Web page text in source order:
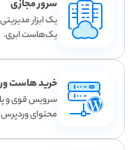
سرور مجازی
یک ابزار
یک‌هاست ابری.
خرید هاست
سرویس قوی و
محتوای